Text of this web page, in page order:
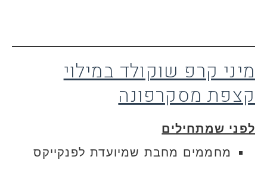
מיני קרפ שוקולד במילוי
קצפת מסקרפונה
לפני שמתחילים
מחממים מחבת שמיועדת לפנקייקס